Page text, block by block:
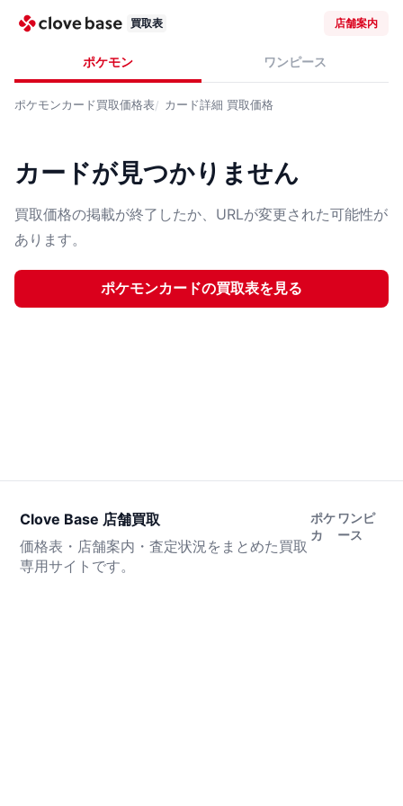
買取表 店舗案内
ポケモン ワンピース
ポケモンカード買取価格表 カード詳細 買取価格
カードが見つかりません
買取価格の掲載が終了したか、URLが変更された可能性が
あります。
ポケモンカードの買取表を見る
Clove Base 店舗買取
価格表・店舗案内・査定状況をまとめた買取
専用サイトです。
ポケ
カ
ワンピ
ース